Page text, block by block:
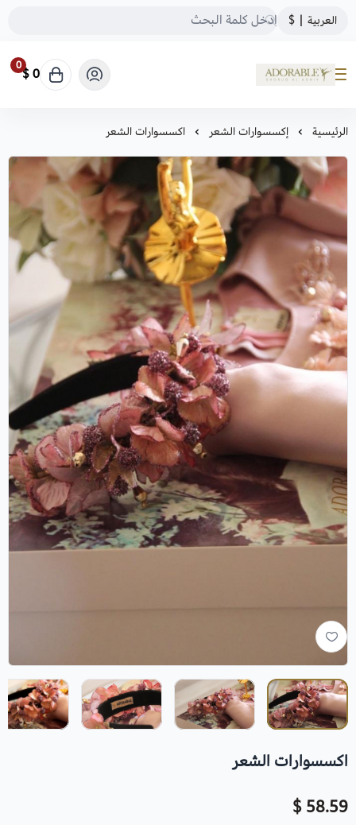
العربية |
$
ADORABLE
0 0 $
الرئيسية إكسسوارات الشعر اكسسوارات الشعر
اكسسوارات الشعر
58.59 $